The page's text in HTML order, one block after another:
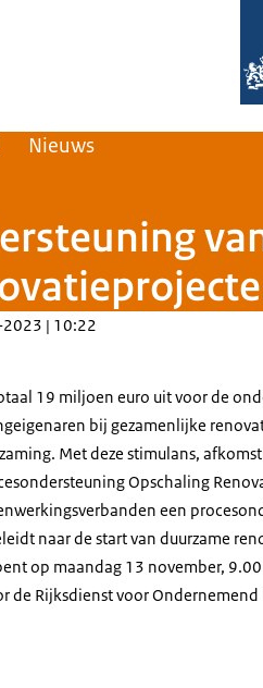
Nieuws
| 10:22
19 miljoen euro uit voor de
bij gezamenlijke
Met deze stimulans,
Opschaling
een
naar de start van duurzame
op maandag 13 november,
de Rijksdienst voor Ondernemend